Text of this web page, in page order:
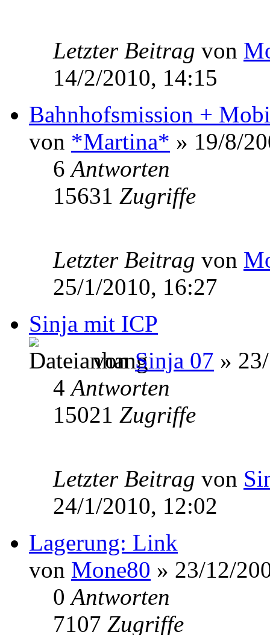
Letzter Beitrag von
14/2/2010, 14:15
Bahnhofsmission +
von *Martina* » 19/8/
6Antworten
15631 Zugriffe
Letzter Beitrag von
25/1/2010, 16:27
Sinja mit ICP
vonSinja 07 »
4Antworten
15021 Zugriffe
Letzter Beitrag von
24/1/2010, 12:02
Lagerung: Link
von Mone80 » 23/12/
0Antworten
7107 Zugriffe